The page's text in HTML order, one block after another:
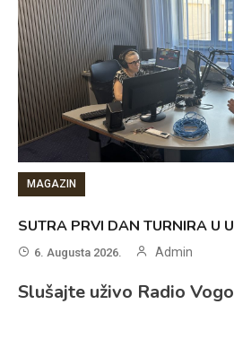
MAGAZIN
SUTRA PRVI DAN TURNIRA U
6. Augusta 2026. Admin
Slušajte uživo Radio